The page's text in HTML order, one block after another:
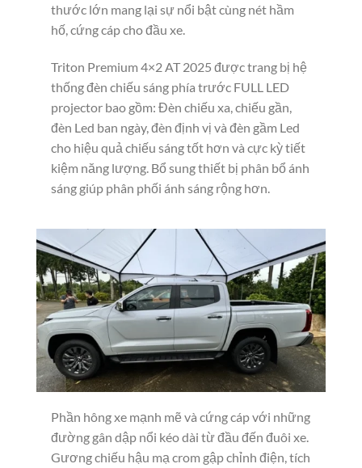
thước lớn mang lại sự nổi bật cùng nét hầm
hố, cứng cáp cho đầu xe.
Triton Premium 4×2 AT 2025 được trang bị hệ
thống đèn chiếu sáng phía trước FULL LED
projector bao gồm: Đèn chiếu xa, chiếu gần,
đèn Led ban ngày, đèn định vị và đèn gầm Led
cho hiệu quả chiếu sáng tốt hơn và cực kỳ tiết
kiệm năng lượng. Bổ sung thiết bị phân bổ ánh
sáng giúp phân phối ánh sáng rộng hơn.
Phần hông xe mạnh mẽ và cứng cáp với những
đường gân dập nổi kéo dài từ đầu đến đuôi xe.
Gương chiếu hậu mạ crom gập chỉnh điện, tích